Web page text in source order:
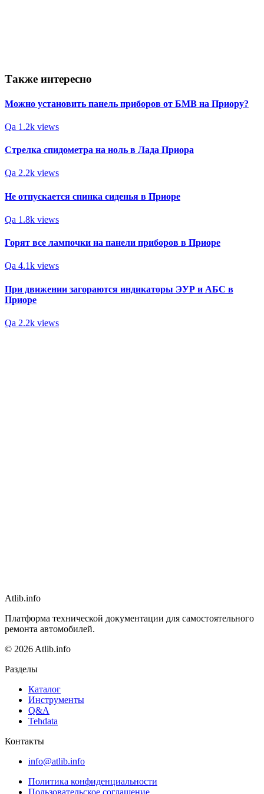
Также интересно
Можно установить панель приборов от БМВ на Приору?
Qa 1.2k views
Стрелка спидометра на ноль в Лада Приора
Qa 2.2k views
Не отпускается спинка сиденья в Приоре
Qa 1.8k views
Горят все лампочки на панели приборов в Приоре
Qa 4.1k views
При движении загораются индикаторы ЭУР и АБС в
Приоре
Qa 2.2k views
Atlib.info
Платформа технической документации для самостоятельного
ремонта автомобилей.
© 2026 Atlib.info
Разделы
Каталог
Инструменты
Q&A
Tehdata
Контакты
info@atlib.info
Политика конфиденциальности
Пользовательское соглашение